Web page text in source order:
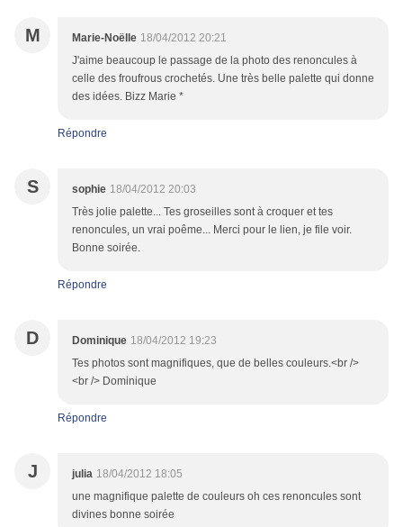
M Marie-Noëlle 18/04/2012 20:21
J'aime beaucoup le passage de la photo des renoncules à
celle des froufrous crochetés. Une très belle palette qui donne
des idées. Bizz Marie *
Répondre
S sophie 18/04/2012 20:03
Très jolie palette... Tes groseilles sont à croquer et tes
renoncules, un vrai poême... Merci pour le lien, je file voir.
Bonne soirée.
Répondre
D Dominique 18/04/2012 19:23
Tes photos sont magnifiques, que de belles couleurs.<br />
<br /> Dominique
Répondre
J julia 18/04/2012 18:05
une magnifique palette de couleurs oh ces renoncules sont
divines bonne soirée